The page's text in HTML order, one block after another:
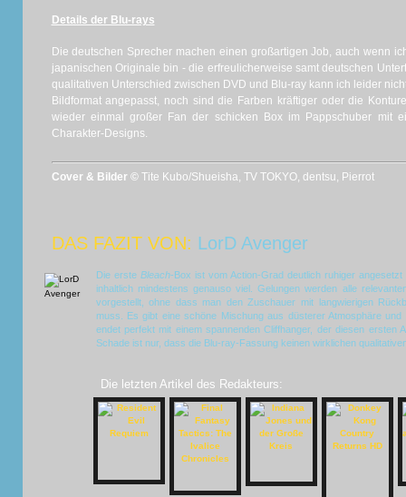
Details der Blu-rays
Die deutschen Sprecher machen einen großartigen Job, auch wenn
japanischen Originale bin - die erfreulicherweise samt deutschen
qualitativen Unterschied zwischen DVD und Blu-ray kann ich leider
Bildformat angepasst, noch sind die Farben kräftiger oder die
wieder einmal großer Fan der schicken Box im Pappschuber mit
Charakter-Designs.
Cover & Bilder © Tite Kubo/Shueisha, TV TOKYO, dentsu, Pierrot
DAS FAZIT VON: LorD Avenger
Die erste Bleach-Box ist vom Action-Grad deutlich ruhiger
inhaltlich mindestens genauso viel. Gelungen werden alle
vorgestellt, ohne dass man den Zuschauer mit langwierigen
muss. Es gibt eine schöne Mischung aus düsterer Atmosphäre und
endet perfekt mit einem spannenden Cliffhanger, der diesen ersten
Schade ist nur, dass die Blu-ray-Fassung keinen wirklichen
Die letzten Artikel des Redakteurs: